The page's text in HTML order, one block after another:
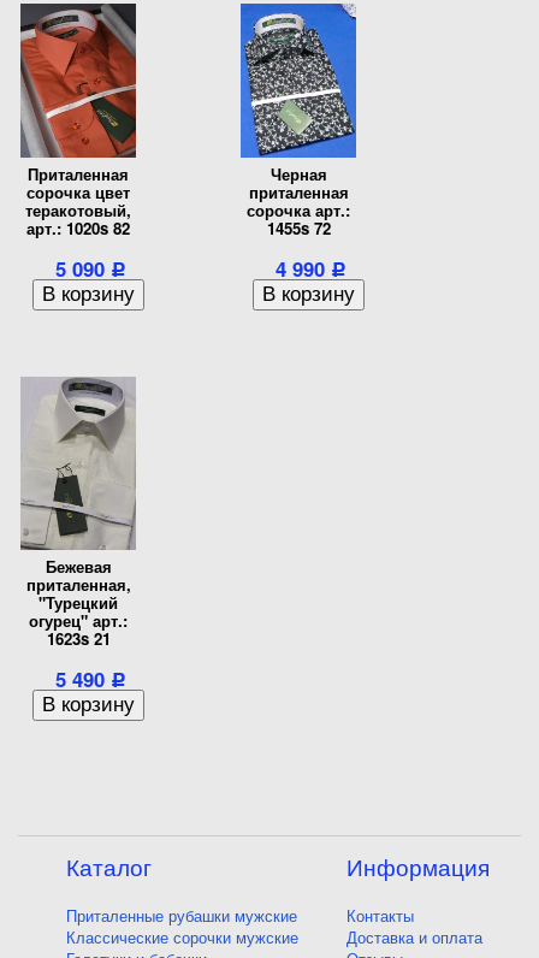
Приталенная
сорочка цвет
теракотовый,
арт.: 1020s 82
5 090 Р
Черная
приталенная
сорочка арт.:
1455s 72
4 990 Р
Бежевая
приталенная,
"Турецкий
огурец" арт.:
1623s 21
5 490 Р
Каталог
Приталенные рубашки мужские
Классические сорочки мужские
Информация
Контакты
Доставка и оплата